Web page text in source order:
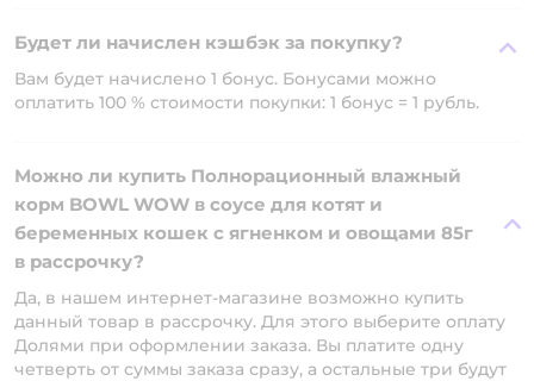
Будет ли начислен кэшбэк за покупку?
Вам будет начислено 1 бонус. Бонусами можно
оплатить 100 % стоимости покупки: 1 бонус = 1 рубль.
Можно ли купить Полнорационный влажный
корм BOWL WOW в соусе для котят и
беременных кошек с ягненком и овощами 85г
в рассрочку?
Да, в нашем интернет-магазине возможно купить
данный товар в рассрочку. Для этого выберите оплату
Долями при оформлении заказа. Вы платите одну
четверть от суммы заказа сразу, а остальные три будут